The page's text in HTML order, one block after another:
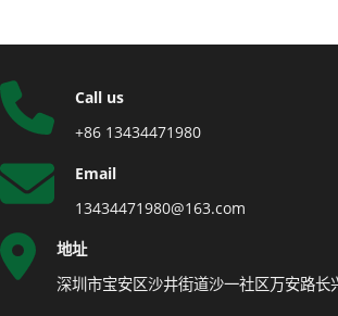
Call us
+86 13434471980
Email
13434471980@163.com
地址
深圳市宝安区沙井街道沙一社区万安路长